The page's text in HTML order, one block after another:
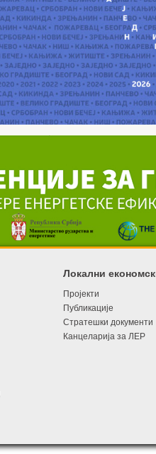
Локални
Пројекти
Публикације
Стратешки документи
Канцеларија за ЛЕР